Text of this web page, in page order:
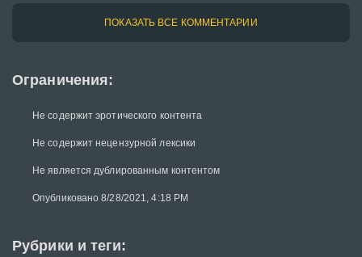
Ограничения:
Не содержит эротического контента
Не содержит нецензурной лексики
Не является дублированным контентом
Опубликовано 8/28/2021, 4:18 PM
Рубрики и теги:
ПОКАЗАТЬ ВСЕ КОММЕНТАРИИ